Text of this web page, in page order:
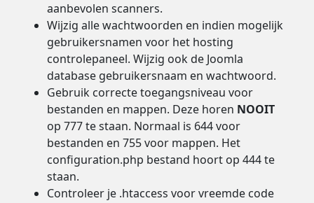
aanbevolen scanners.
Wijzig alle wachtwoorden en indien mogelijk
gebruikersnamen voor het hosting
controlepaneel. Wijzig ook de Joomla
database gebruikersnaam en wachtwoord.
Gebruik correcte toegangsniveau voor
bestanden en mappen. Deze horen NOOIT
op 777 te staan. Normaal is 644 voor
bestanden en 755 voor mappen. Het
configuration.php bestand hoort op 444 te
staan.
Controleer je .htaccess voor vreemde code